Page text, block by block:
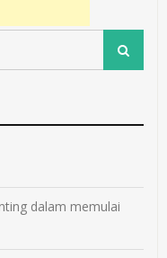
Search
dalam memulai